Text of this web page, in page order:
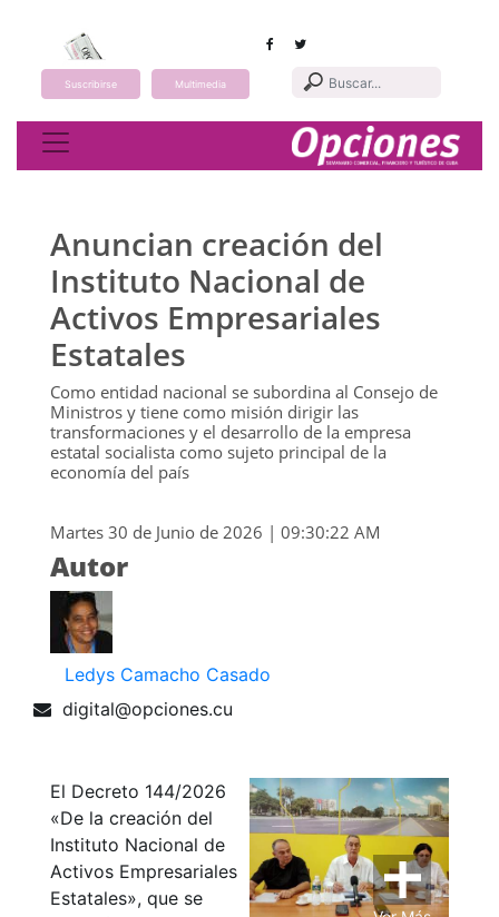
Suscribirse Multimedia
Toggle navigation
Anuncian creación del
Instituto Nacional de
Activos Empresariales
Estatales
Como entidad nacional se subordina al Consejo de
Ministros y tiene como misión dirigir las
transformaciones y el desarrollo de la empresa
estatal socialista como sujeto principal de la
economía del país
Martes 30 de Junio de 2026 | 09:30:22 AM
Autor
Ledys Camacho Casado
digital@opciones.cu
El Decreto 144/2026
«De la creación del
Instituto Nacional de
Activos Empresariales
Estatales», que se